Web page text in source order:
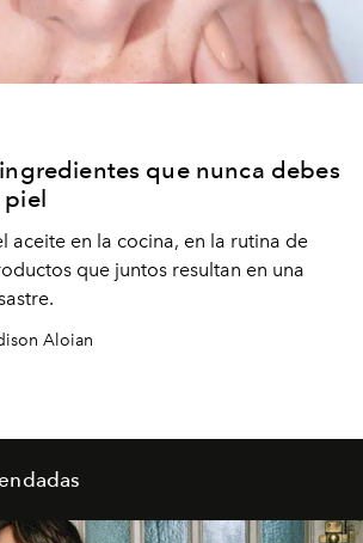
que nunca debes
piel
aceite en la cocina, en la rutina de
que juntos resultan en una
Aloian